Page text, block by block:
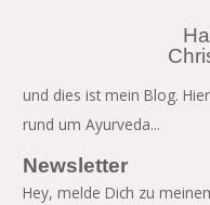
und dies ist mein Blog.
rund um Ayurveda...
Newsletter
Hey, melde Dich zu